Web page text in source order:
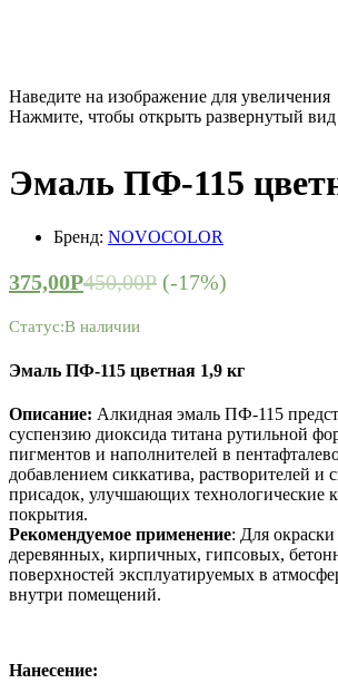
Наведите на изображение для увеличения
Нажмите, чтобы открыть развернутый вид
Эмаль ПФ-115
Бренд: NOVOCOLOR
375,00Р450,00Р (-17%)
Статус:В наличии
Эмаль ПФ-115 цветная 1,9 кг
Описание: Алкидная эмаль ПФ-115
суспензию диоксида титана рутильной
пигментов и наполнителей в
добавлением сиккатива, растворителей и
присадок, улучшающих технологические
покрытия.
Рекомендуемое применение: Для
деревянных, кирпичных, гипсовых,
поверхностей эксплуатируемых в
внутри помещений.
Нанесение: